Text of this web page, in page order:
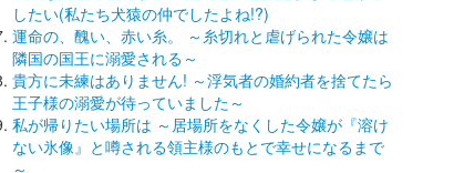
したい(私たち犬猿の仲でしたよね!?)
運命の、醜い、赤い糸。 ～糸切れと虐げられた令嬢は
隣国の国王に溺愛される～
貴方に未練はありません! ～浮気者の婚約者を捨てたら
王子様の溺愛が待っていました～
私が帰りたい場所は ～居場所をなくした令嬢が『溶け
ない氷像』と噂される領主様のもとで幸せになるまで
～